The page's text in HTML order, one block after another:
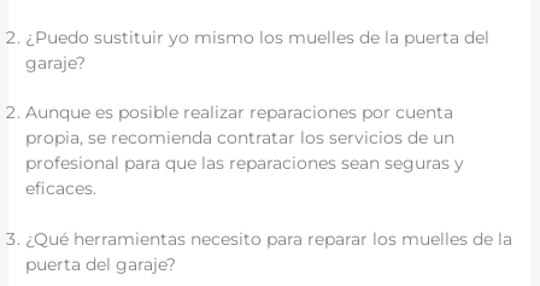
¿Puedo sustituir yo mismo los muelles de la puerta del
garaje?
Aunque es posible realizar reparaciones por cuenta
propia, se recomienda contratar los servicios de un
profesional para que las reparaciones sean seguras y
eficaces.
¿Qué herramientas necesito para reparar los muelles de la
puerta del garaje?